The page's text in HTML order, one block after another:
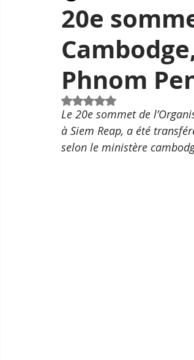
20e
Phnom
Noté NaN étoiles sur 5.
Le 20e sommet de
à Siem Reap, a été
selon le ministère